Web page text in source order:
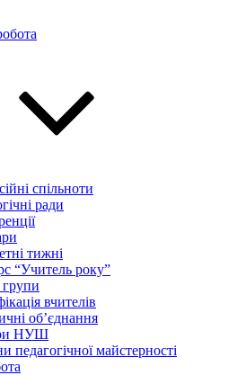
спільноти
ради
тижні
“Учитель року”
групи
вчителів
об’єднання
НУШ
педагогічної майстерності